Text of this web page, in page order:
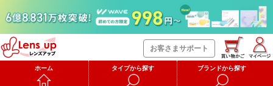
お客さまサポート
ホーム タイプから探す ブランドから探す